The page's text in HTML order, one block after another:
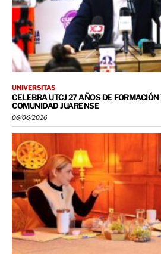
UNIVERSITAS
CELEBRA UTCJ 27 AÑOS DE
COMUNIDAD JUARENSE
06/06/2026